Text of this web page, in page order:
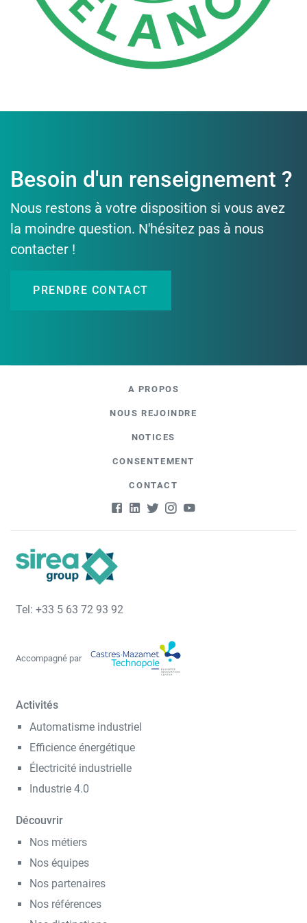
Besoin d'un renseignement ?
Nous restons à votre disposition si vous avez
la moindre question. N'hésitez pas à nous
contacter !
PRENDRE CONTACT
A PROPOS
NOUS REJOINDRE
NOTICES
CONSENTEMENT
CONTACT
Tel: +33 5 63 72 93 92
Accompagné par
Activités
Automatisme industriel
Efficience énergétique
Électricité industrielle
Industrie 4.0
Découvrir
Nos métiers
Nos équipes
Nos partenaires
Nos références